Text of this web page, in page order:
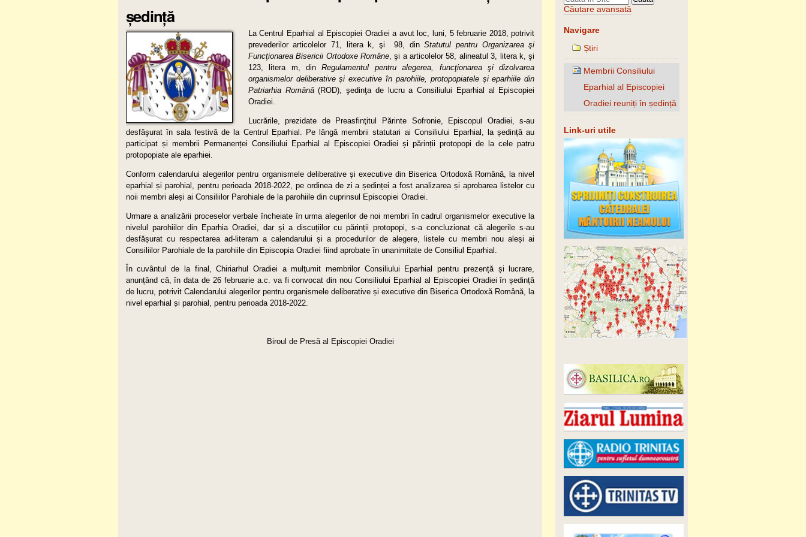
ședință
La Centrul Eparhial al Episcopiei Oradiei a avut loc, luni, 5 februarie 2018, potrivit
prevederilor articolelor 71, litera k, şi 98, dinStatutul pentru Organizarea şi
Funcţionarea Bisericii Ortodoxe Române, şi a articolelor 58, alineatul 3, litera k, şi
123, litera m, dinRegulamentul pentru alegerea, funcţionarea şi dizolvarea
organismelor deliberative şi executive în parohiile, protopopiatele şi eparhiile din
Patriarhia Română(ROD), şedinţa de lucru a Consiliului Eparhial al Episcopiei
Oradiei.
Lucrările, prezidate de Preasfinţitul Părinte Sofronie, Episcopul Oradiei, s-au
desfăşurat în sala festivă de la Centrul Eparhial. Pe lângă membrii statutari ai Consiliului Eparhial, la ședință au
participat și membrii Permanenței Consiliului Eparhial al Episcopiei Oradiei și părinții protopopi de la cele patru
protopopiate ale eparhiei.
Conform calendarului alegerilor pentru organismele deliberative și executive din Biserica Ortodoxă Română, la nivel
eparhial și parohial, pentru perioada 2018-2022, pe ordinea de zi a ședinței a fost analizarea și aprobarea listelor cu
noii membri aleși ai Consiliilor Parohiale de la parohiile din cuprinsul Episcopiei Oradiei.
Urmare a analizării proceselor verbale încheiate în urma alegerilor de noi membri în cadrul organismelor executive la
nivelul parohiilor din Eparhia Oradiei, dar și a discuțiilor cu părinții protopopi, s-a concluzionat că alegerile s-au
desfășurat cu respectarea ad-literam a calendarului și a procedurilor de alegere, listele cu membri nou aleși ai
Consiliilor Parohiale de la parohiile din Episcopia Oradiei fiind aprobate în unanimitate de Consiliul Eparhial.
În cuvântul de la final, Chiriarhul Oradiei a mulţumit membrilor Consiliului Eparhial pentru prezență și lucrare,
anunțând că, în data de 26 februarie a.c. va fi convocat din nou Consiliului Eparhial al Episcopiei Oradiei în ședință
de lucru, potrivit Calendarului alegerilor pentru organismele deliberative și executive din Biserica Ortodoxă Română, la
nivel eparhial și parohial, pentru perioada 2018-2022.
Biroul de Presă al Episcopiei Oradiei
Căutare avansată
Navigare
Știri
Membrii Consiliului
Eparhial al Episcopiei
Oradiei reuniți în ședință
Link-uri utile